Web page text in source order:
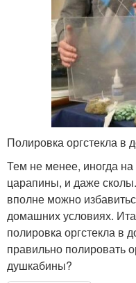
Полировка оргстекла в
Тем не менее, иногда
царапины, и даже
вполне можно
домашних условиях.
полировка оргстекла в
правильно полировать
душкабины?